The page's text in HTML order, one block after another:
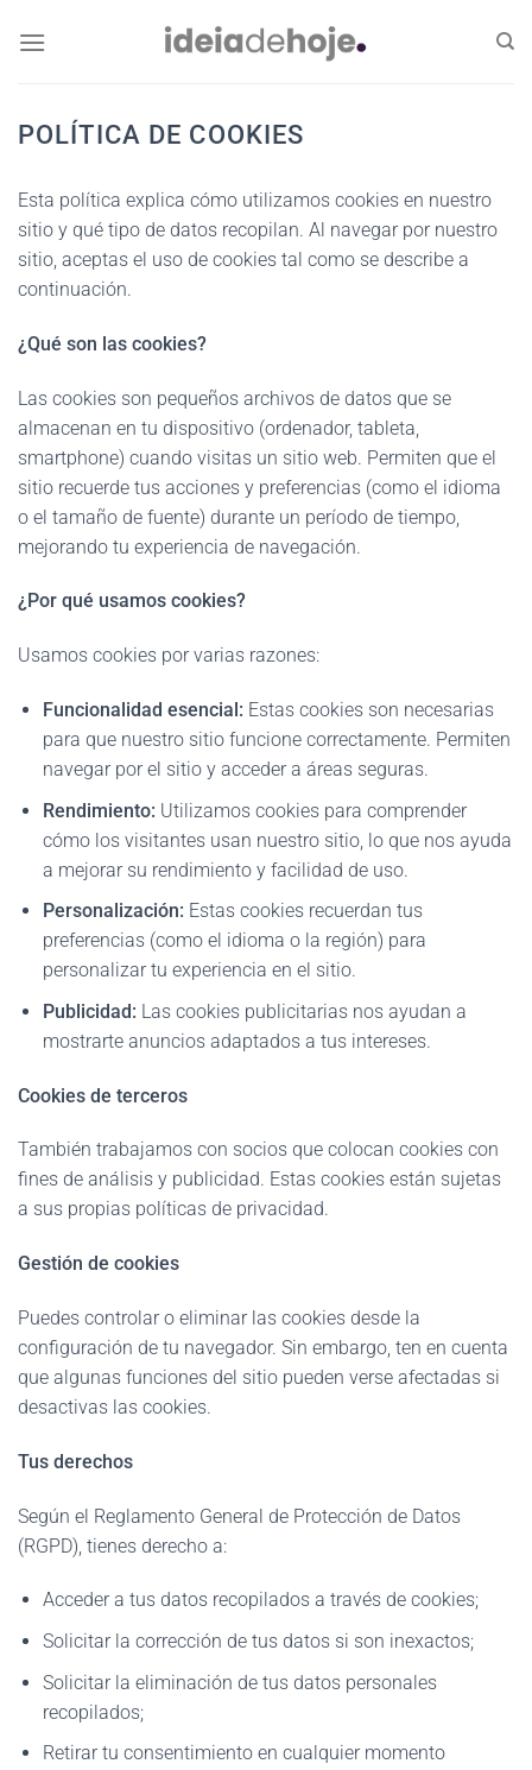
POLÍTICA DE COOKIES
Esta política explica cómo utilizamos cookies en nuestro
sitio y qué tipo de datos recopilan. Al navegar por nuestro
sitio, aceptas el uso de cookies tal como se describe a
continuación.
¿Qué son las cookies?
Las cookies son pequeños archivos de datos que se
almacenan en tu dispositivo (ordenador, tableta,
smartphone) cuando visitas un sitio web. Permiten que el
sitio recuerde tus acciones y preferencias (como el idioma
o el tamaño de fuente) durante un período de tiempo,
mejorando tu experiencia de navegación.
¿Por qué usamos cookies?
Usamos cookies por varias razones:
Funcionalidad esencial: Estas cookies son necesarias
para que nuestro sitio funcione correctamente. Permiten
navegar por el sitio y acceder a áreas seguras.
Rendimiento: Utilizamos cookies para comprender
cómo los visitantes usan nuestro sitio, lo que nos ayuda
a mejorar su rendimiento y facilidad de uso.
Personalización: Estas cookies recuerdan tus
preferencias (como el idioma o la región) para
personalizar tu experiencia en el sitio.
Publicidad: Las cookies publicitarias nos ayudan a
mostrarte anuncios adaptados a tus intereses.
Cookies de terceros
También trabajamos con socios que colocan cookies con
fines de análisis y publicidad. Estas cookies están sujetas
a sus propias políticas de privacidad.
Gestión de cookies
Puedes controlar o eliminar las cookies desde la
configuración de tu navegador. Sin embargo, ten en cuenta
que algunas funciones del sitio pueden verse afectadas si
desactivas las cookies.
Tus derechos
Según el Reglamento General de Protección de Datos
(RGPD), tienes derecho a:
Acceder a tus datos recopilados a través de cookies;
Solicitar la corrección de tus datos si son inexactos;
Solicitar la eliminación de tus datos personales
recopilados;
Retirar tu consentimiento en cualquier momento